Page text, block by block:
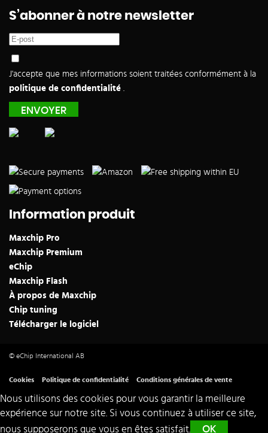
S’abonner à notre newsletter
J'accepte que mes informations soient traitées conformément à la
politique de confidentialité .
Information produit
Maxchip Pro
Maxchip Premium
eChip
Maxchip Flash
À propos de Maxchip
Chip tuning
Télécharger le logiciel
© eChip International AB
Cookies Politique de confidentialité Conditions générales de vente
Nous utilisons des cookies pour vous garantir la meilleure
expérience sur notre site. Si vous continuez à utiliser ce site,
nous supposerons que vous en êtes satisfait.
OK